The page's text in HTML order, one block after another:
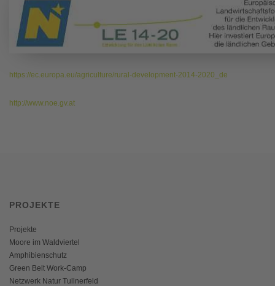
https://ec.europa.eu/agriculture/rural-development-2014-2020_de
http://www.noe.gv.at
PROJEKTE
Projekte
Moore im Waldviertel
Amphibienschutz
Green Belt Work-Camp
Netzwerk Natur Tullnerfeld